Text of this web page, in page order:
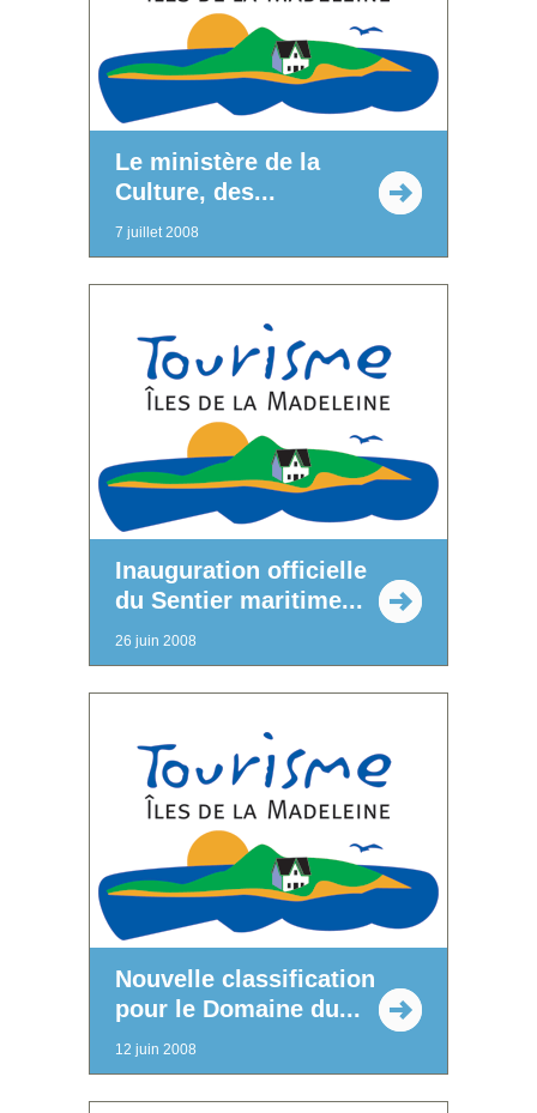
Le ministère de la
Culture, des...
7 juillet 2008
Inauguration officielle
du Sentier maritime...
26 juin 2008
Nouvelle classification
pour le Domaine du...
12 juin 2008